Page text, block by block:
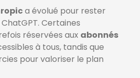
a évolué pour rester
Certaines
réservées aux abonnés
à tous, tandis que
pour valoriser le plan